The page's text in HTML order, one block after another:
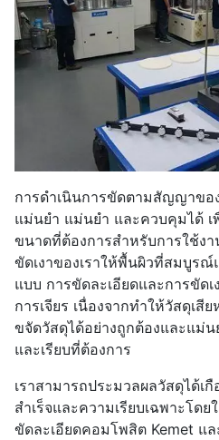
การดำเนินการขัดตามสัญญาขอ
แม่นยำ แม่นยำ และควบคุมได้ เ
ขนาดที่ต้องการสำหรับการใช้
ขัดเงาของเราให้พื้นผิวที่สมบูร
แบบ การขัดละเอียดและการขัด
การเจียร เนื่องจากทำให้วัสดุเสี
ขจัดวัสดุได้อย่างถูกต้องและแม่น
และเรียบที่ต้องการ
เราสามารถประมวลผลวัสดุได้เ
สำเร็จและความเรียบเฉพาะโด
ขัดละเอียดคอมโพสิต Kemet แ